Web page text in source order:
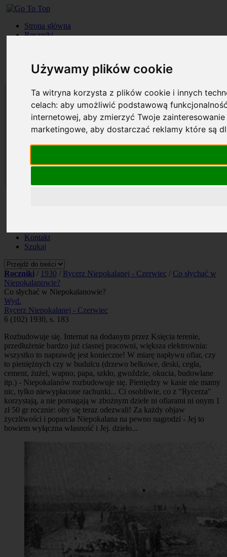
Używamy plików cookie
Ta witryna korzysta z plików cookie i innych
celach:aby umożliwić podstawową
internetowej,aby zmierzyć Twoje
marketingowe,aby dostarczać reklamy które są
Strona główna
Roczniki
Kontakt
Szukaj
Kontakt
Szukaj
Roczniki / 1930 / Rycerz Niepokalanej - Czerwiec / Co słychać w
Niepokalanowie?
Co słychać w Niepokalanowie?
Wyd.
Rycerz Niepokalanej - Czerwiec
6 (102) 1930, s. 183
Rozbudowuje się. Internat na dodanym przez Księcia terenie,
przedłużenie bardzo już ciasnej pracowni, większa elektrownia:
wszystko to naprawdę jest konieczne! W miarę napływu ofiar, czy
to pieniężnych czy w budulcu (drzewo belkowe, deski, cegła,
cement, żużel, wapno, papa, szkło, gwoździe, okucia, budowlane
itp.) - Niepokalanów rozbudowuje się. Pieniędzy w kasie nie mamy
nic, tylko niewypłacone rachunki... Ci osobliwie, co z "Rycerza"
korzystają, a nie pomagają w zbożnym dziele ni ofiarami ni onym 1
zł 50 gr rocznie: oby się teraz odezwali! Za każdy objaw
życzliwości i poparcia Niepokalana na pewno nagrodzi - Jej to
bowiem wyłączna własność i Jej. dzieło...